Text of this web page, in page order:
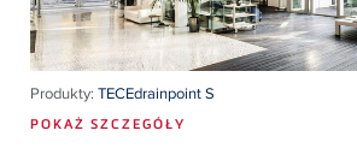
Produkty: TECEdrainpoint S
POKAŻ SZCZEGÓŁY